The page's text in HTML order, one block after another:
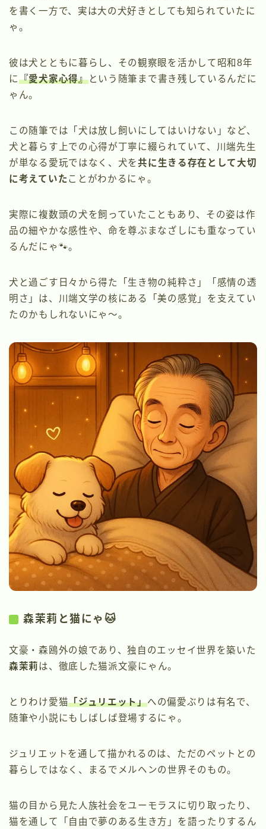
を書く一方で、実は大の犬好きとしても知られていたに
ゃ。
彼は犬とともに暮らし、その観察眼を活かして昭和8年
に『愛犬家心得』という随筆まで書き残しているんだに
ゃん。
この随筆では「犬は放し飼いにしてはいけない」など、
犬と暮らす上での心得が丁寧に綴られていて、川端先生
が単なる愛玩ではなく、犬を共に生きる存在として大切
に考えていた ことがわかるにゃ。
実際に複数頭の犬を飼っていたこともあり、その姿は作
品の細やかな感性や、命を尊ぶまなざしにも重なってい
るんだにゃ🐾。
犬と過ごす日々から得た「生き物の純粋さ」「感情の透
明さ」は、川端文学の核にある「美の感覚」を支えてい
たのかもしれないにゃ〜。
森茉莉と猫にゃ🐱
文豪・森鴎外の娘であり、独自のエッセイ世界を築いた
森茉莉は、徹底した猫派文豪にゃん。
とりわけ愛猫「ジュリエット」への偏愛ぶりは有名で、
随筆や小説にもしばしば登場するにゃ。
ジュリエットを通して描かれるのは、ただのペットとの
暮らしではなく、まるでメルヘンの世界そのもの。
猫の目から見た人族社会をユーモラスに切り取ったり、
猫を通して「自由で夢のある生き方」を語ったりするん